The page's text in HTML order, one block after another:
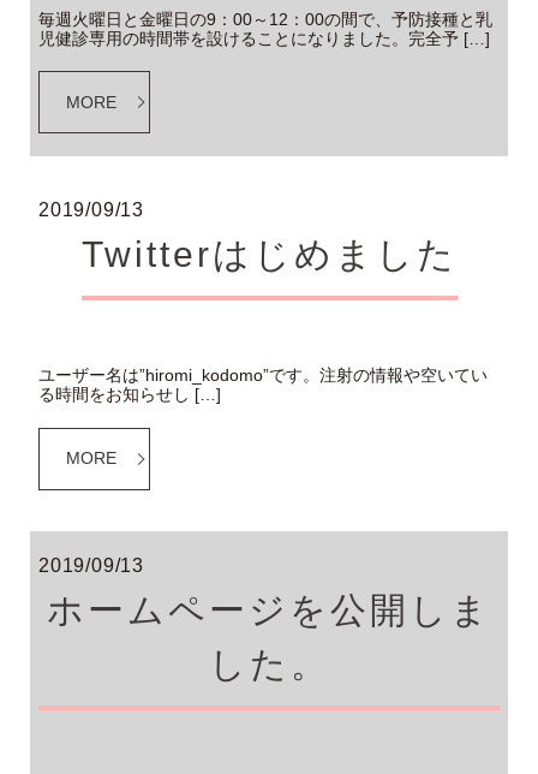
毎週火曜日と金曜日の9：00～12：00の間で、予防接種と乳
児健診専用の時間帯を設けることになりました。完全予 […]
MORE
2019/09/13
Twitterはじめました
ユーザー名は”hiromi_kodomo”です。注射の情報や空いてい
る時間をお知らせし […]
MORE
2019/09/13
ホームページを公開しま
した。